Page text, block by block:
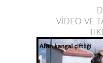
VİDEO VE